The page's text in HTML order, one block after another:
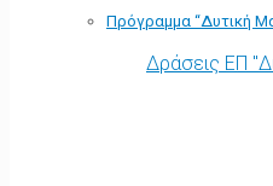
Πρόγραμμα “Δυτική
Δράσεις ΕΠ